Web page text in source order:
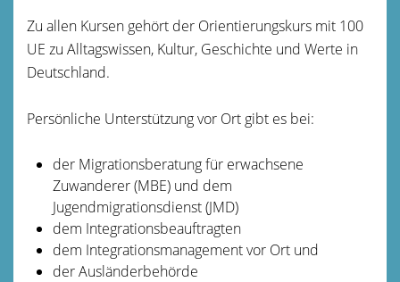
Zu allen Kursen gehört der Orientierungskurs mit 100
UE zu Alltagswissen, Kultur, Geschichte und Werte in
Deutschland.
Persönliche Unterstützung vor Ort gibt es bei:
der Migrationsberatung für erwachsene
Zuwanderer (MBE) und dem
Jugendmigrationsdienst (JMD)
dem Integrationsbeauftragten
dem Integrationsmanagement vor Ort und
der Ausländerbehörde